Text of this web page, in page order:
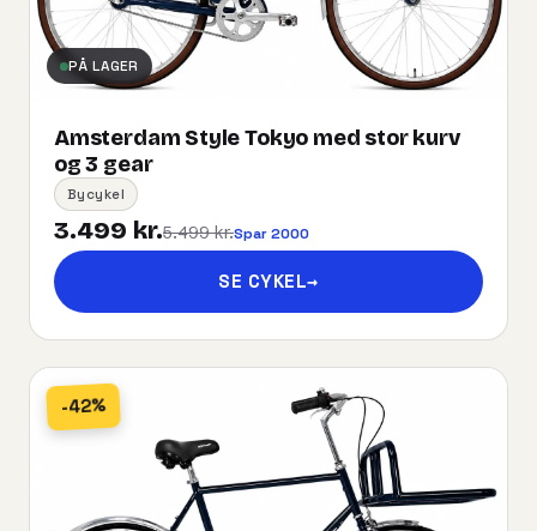
PÅ LAGER
Amsterdam Style Tokyo med stor kurv
og 3 gear
Bycykel
3.499 kr.5.499 kr.Spar 2000
SE CYKEL→
-42%